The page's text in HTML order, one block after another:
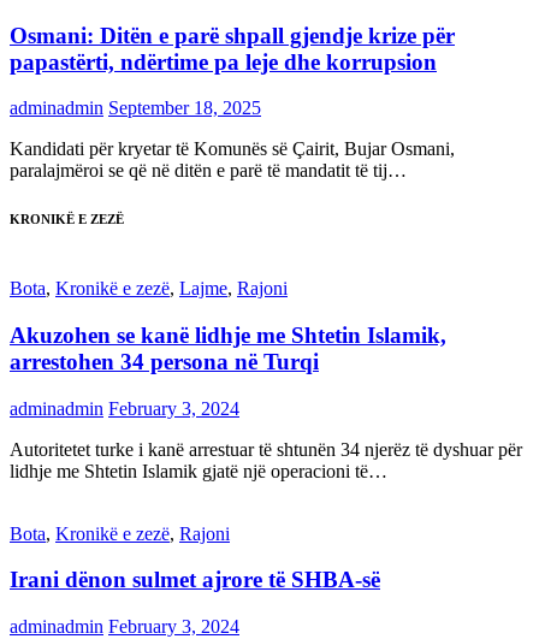
Osmani: Ditën e parë shpall gjendje krize për
papastërti, ndërtime pa leje dhe korrupsion
adminadmin September 18, 2025
Kandidati për kryetar të Komunës së Çairit, Bujar Osmani,
paralajmëroi se që në ditën e parë të mandatit të tij…
KRONIKË E ZEZË
Bota, Kronikë e zezë, Lajme, Rajoni
Akuzohen se kanë lidhje me Shtetin Islamik,
arrestohen 34 persona në Turqi
adminadmin February 3, 2024
Autoritetet turke i kanë arrestuar të shtunën 34 njerëz të dyshuar për
lidhje me Shtetin Islamik gjatë një operacioni të…
Bota, Kronikë e zezë, Rajoni
Irani dënon sulmet ajrore të SHBA-së
adminadmin February 3, 2024